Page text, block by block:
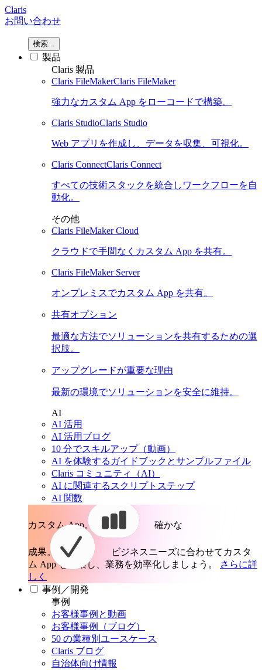
Claris
お問い合わせ
検索...
製品
Claris 製品
Claris FileMakerClaris FileMaker
強力なカスタム App をローコードで構築。
Claris StudioClaris Studio
Web アプリを作成し、データを収集、可視化。
Claris ConnectClaris Connect
すべての技術スタックを統合しワークフローを自
動化。
その他
Claris FileMaker Cloud
クラウドで手間なくカスタム App を共有。
Claris FileMaker Server
オンプレミスでカスタム App を共有。
共有オプション
最適な方法でソリューションを共有するための選
択肢。
アップグレードが重要な理由
最新の環境でソリューションを安全に維持。
AI
AI 活用
AI 活用ブログ
10 分でスキルアップ（動画）
AI を体験するガイドブックとサンプルファイル
Claris コミュニティ（AI）
AI に関連するスクリプトステップ
AI 関数
カスタム App。 確かな
成果。
ビジネスニーズに合わせてカスタ
ム App を構築し、業務を効率化しましょう。
さらに詳
しく
事例／開発
事例
お客様事例と動画
お客様事例（ブログ）
50 の業種別ユースケース
Claris ブログ
自治体向け情報